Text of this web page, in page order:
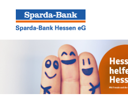
Seite
Klicken Sie, um die Navigation zu